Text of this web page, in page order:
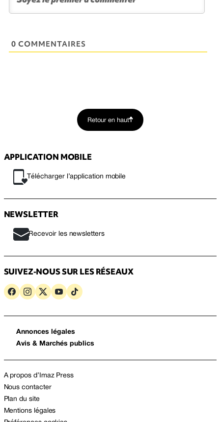
0 COMMENTAIRES
Retour en haut
APPLICATION MOBILE
Télécharger l’application mobile
NEWSLETTER
Recevoir les newsletters
SUIVEZ-NOUS SUR LES RÉSEAUX
Annonces légales
Avis & Marchés publics
A propos d’Imaz Press
Nous contacter
Plan du site
Mentions légales